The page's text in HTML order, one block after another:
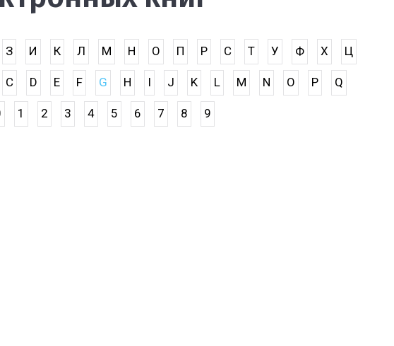
З И К Л М Н О П Р С Т У Ф Х Ц
C D E F G H I J K L M N O P Q
1 2 3 4 5 6 7 8 9